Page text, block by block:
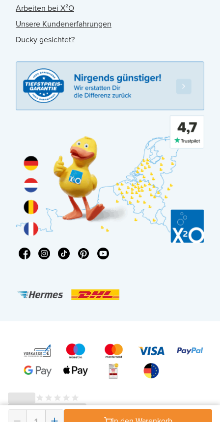
Arbeiten bei X²O
Unsere Kundenerfahrungen
Ducky gesichtet?
© 2026 - X²O Badezimmer – USt-IdNr: DE343506152 -AGB Widerrufsrecht